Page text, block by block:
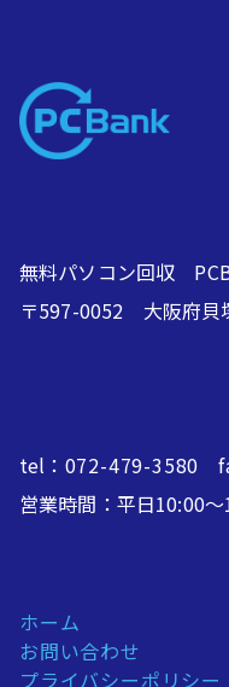
無料パソコン回収
〒597-0052 大阪
tel： 072-479-3580
営業時間：平日10:00～
ホーム
お問い合わせ
プライバシーポリシー